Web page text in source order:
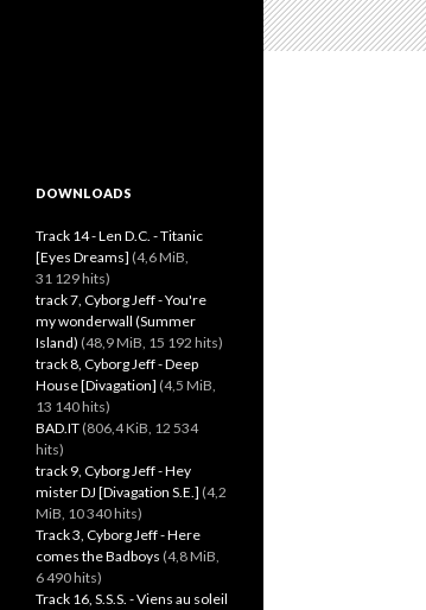
DOWNLOADS
Track 14 - Len D.C. - Titanic
[Eyes Dreams] (4,6 MiB,
31 129 hits)
track 7, Cyborg Jeff - You're
my wonderwall (Summer
Island) (48,9 MiB, 15 192 hits)
track 8, Cyborg Jeff - Deep
House [Divagation] (4,5 MiB,
13 140 hits)
BAD.IT (806,4 KiB, 12 534
hits)
track 9, Cyborg Jeff - Hey
mister DJ [Divagation S.E.] (4,2
MiB, 10 340 hits)
Track 3, Cyborg Jeff - Here
comes the Badboys (4,8 MiB,
6 490 hits)
Track 16, S.S.S. - Viens au soleil